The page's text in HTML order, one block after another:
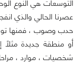
التوسعات هي النوع
حدب وصوب ، فمنها
أو منطقة جديدة
شخصيات ، موارد ،